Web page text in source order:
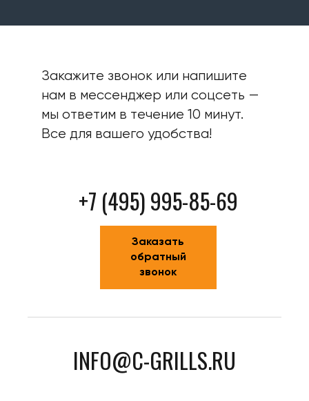
Закажите звонок или напишите
нам в мессенджер или соцсеть —
мы ответим в течение 10 минут.
Все для вашего удобства!
+7 (495) 995-85-69
Заказать
обратный
звонок
INFO@C-GRILLS.RU